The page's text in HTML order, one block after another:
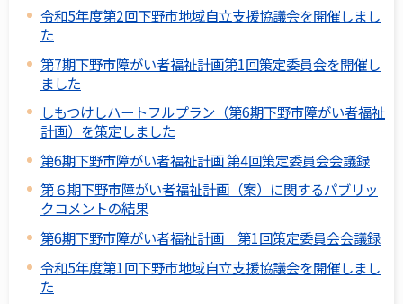
令和5年度第2回下野市地域自立支援協議会を開催しまし
た
第7期下野市障がい者福祉計画第1回策定委員会を開催し
ました
しもつけしハートフルプラン（第6期下野市障がい者福祉
計画）を策定しました
第6期下野市障がい者福祉計画 第4回策定委員会会議録
第６期下野市障がい者福祉計画（案）に関するパブリッ
クコメントの結果
第6期下野市障がい者福祉計画 第1回策定委員会会議録
令和5年度第1回下野市地域自立支援協議会を開催しまし
た